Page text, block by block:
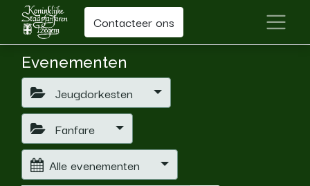
Contacteer ons
Evenementen
Jeugdorkesten
Fanfare
Alle evenementen